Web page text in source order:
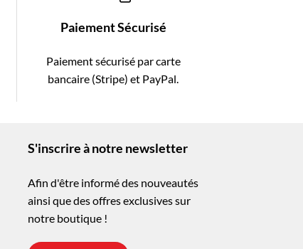
Paiement Sécurisé
Paiement sécurisé par carte
bancaire (Stripe) et PayPal.
S'inscrire à notre newsletter
Afin d'être informé des nouveautés
ainsi que des offres exclusives sur
notre boutique !